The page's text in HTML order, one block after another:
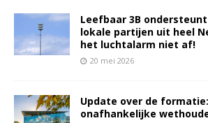
Leefbaar 3B
lokale partijen uit heel
het luchtalarm niet af!
20 mei 2026
Update over de
onafhankelijke